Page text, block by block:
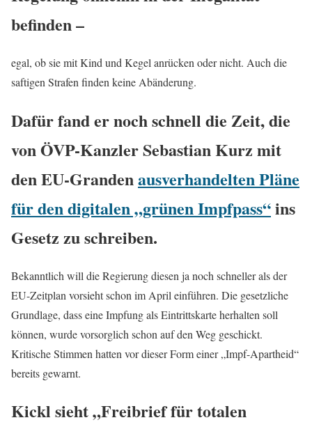
befinden–
egal, ob sie mit Kind und Kegel anrücken oder nicht. Auch die
saftigen Strafen finden keine Abänderung.
Dafür fand er noch schnell die Zeit, die
von ÖVP-Kanzler Sebastian Kurz mit
den EU-Grandenausverhandelten Pläne
für den digitalen „grünen Impfpass“ins
Gesetz zu schreiben.
Bekanntlich will die Regierung diesen ja noch schneller als der
EU-Zeitplan vorsieht schon im April einführen. Die gesetzliche
Grundlage, dass eine Impfung als Eintrittskarte herhalten soll
können, wurde vorsorglich schon auf den Weg geschickt.
Kritische Stimmen hatten vor dieser Form einer „Impf-Apartheid“
bereits gewarnt.
Kickl sieht „Freibrief für totalen